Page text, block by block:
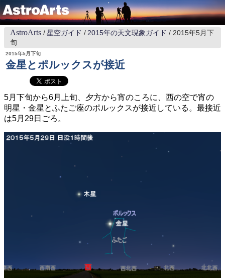
AstroArts 星空ガイド 2015年の天文現象ガイド
2015年5月下
旬
2015年5月下旬
金星とポルックスが接近
5月下旬から6月上旬、夕方から宵のころに、西の空で宵の
明星・金星とふたご座のポルックスが接近している。最接近
は5月29日ごろ。